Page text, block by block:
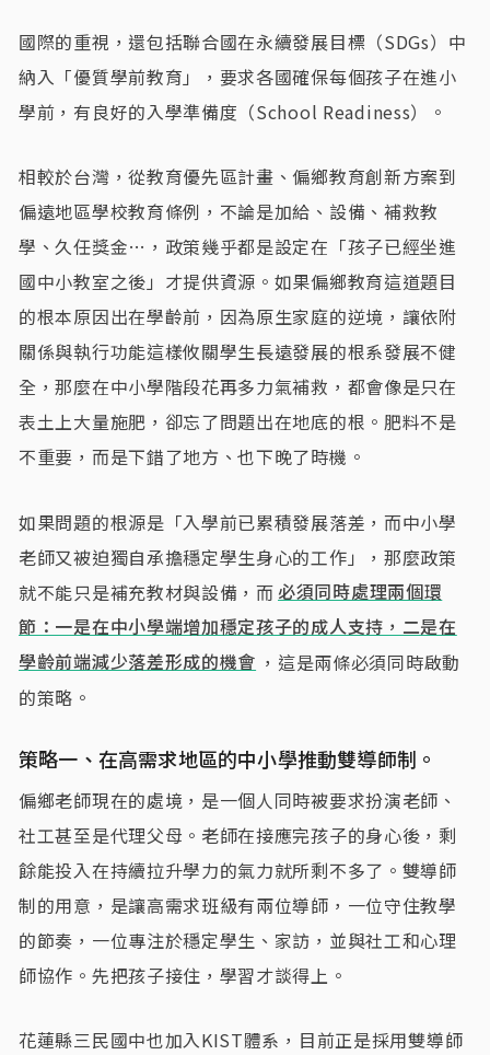
國際的重視，還包括聯合國在永續發展目標（SDGs）中
納入「優質學前教育」，要求各國確保每個孩子在進小
學前，有良好的入學準備度（School Readiness）。
相較於台灣，從教育優先區計畫、偏鄉教育創新方案到
偏遠地區學校教育條例，不論是加給、設備、補救教
學、久任獎金…，政策幾乎都是設定在「孩子已經坐進
國中小教室之後」才提供資源。如果偏鄉教育這道題目
的根本原因出在學齡前，因為原生家庭的逆境，讓依附
關係與執行功能這樣攸關學生長遠發展的根系發展不健
全，那麼在中小學階段花再多力氣補救，都會像是只在
表土上大量施肥，卻忘了問題出在地底的根。肥料不是
不重要，而是下錯了地方、也下晚了時機。
如果問題的根源是「入學前已累積發展落差，而中小學
老師又被迫獨自承擔穩定學生身心的工作」，那麼政策
就不能只是補充教材與設備，而 必須同時處理兩個環
節：一是在中小學端增加穩定孩子的成人支持，二是在
學齡前端減少落差形成的機會 ，這是兩條必須同時啟動
的策略。
策略一、在高需求地區的中小學推動雙導師制。
偏鄉老師現在的處境，是一個人同時被要求扮演老師、
社工甚至是代理父母。老師在接應完孩子的身心後，剩
餘能投入在持續拉升學力的氣力就所剩不多了。雙導師
制的用意，是讓高需求班級有兩位導師，一位守住教學
的節奏，一位專注於穩定學生、家訪，並與社工和心理
師協作。先把孩子接住，學習才談得上。
花蓮縣三民國中也加入KIST體系，目前正是採用雙導師